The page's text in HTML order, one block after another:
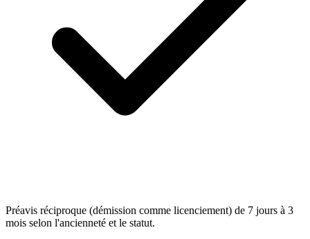
Préavis réciproque (démission comme licenciement) de 7 jours à 3
mois selon l'ancienneté et le statut.